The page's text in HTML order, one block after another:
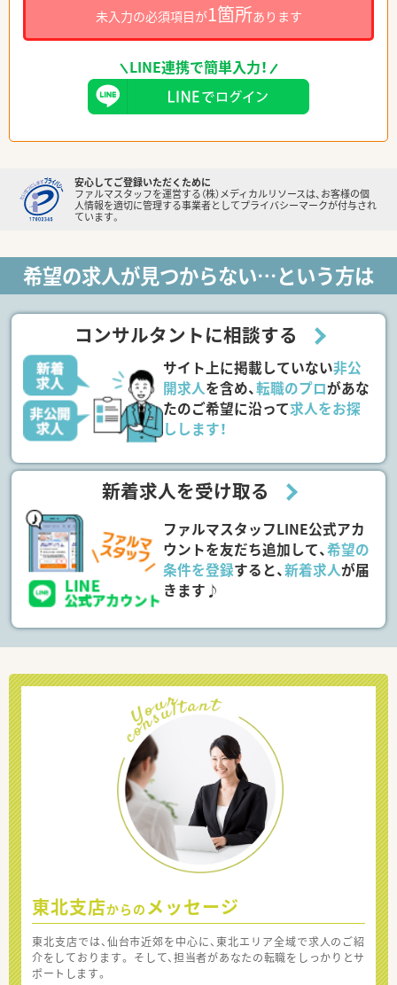
未入力の必須項目が1箇所あります
LINE連携で簡単入力！
安心してご登録いただくために
ファルマスタッフを運営する（株）メディカルリソースは、お客様の個
人情報を適切に管理する事業者としてプライバシーマークが付与され
ています。
希望の求人が見つからない…という方は
コンサルタントに相談する
サイト上に掲載していない非公
開求人を含め、転職のプロがあな
たのご希望に沿って求人をお探
しします！
新着求人を受け取る
ファルマスタッフLINE公式アカ
ウントを友だち追加して、希望の
条件を登録すると、新着求人が届
きます♪
東北支店からの メッセージ
東北支店では、仙台市近郊を中心に、東北エリア全域で求人のご紹
介をしております。 そして、担当者があなたの転職をしっかりとサ
ポートします。